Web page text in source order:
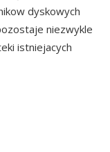
dyskowych
niezwykle
istniejacych